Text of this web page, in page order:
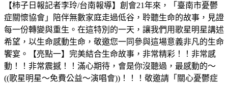
【柿子日報記者李玲/台南報導】創會21年來，「臺南市憂鬱
症關懷協會」陪伴無數家庭走過低谷，聆聽生命的故事，見證
每一份轉變與重生。在這特別的一天，讓我們用歌星明星講述
希望，以生命感動生命，敬邀您一同參與這場意義非凡的生命
饗宴。【亮點一】完美結合生命故事，非常精彩！！非常感
動！！非常震撼！！滿心期待，會是你沒聽過，最感動的～
((歌星明星～免費公益～演唱會))！！！敬邀請「關心憂鬱症